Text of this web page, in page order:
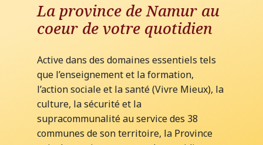
La province de Namur au
coeur de votre quotidien
Active dans des domaines essentiels tels
que l’enseignement et la formation,
l’action sociale et la santé (Vivre Mieux), la
culture, la sécurité et la
supracommunalité au service des 38
communes de son territoire, la Province